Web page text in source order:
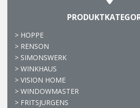
> HOPPE
> RENSON
> SIMONSWERK
> WINKHAUS
> VISION HOME
> WINDOWMASTER
> FRITSJURGENS